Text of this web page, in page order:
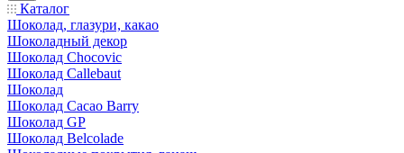
Каталог
Шоколад, глазури, какао
Шоколадный декор
Шоколад Chocovic
Шоколад Callebaut
Шоколад
Шоколад Cacao Barry
Шоколад GP
Шоколад Belcolade